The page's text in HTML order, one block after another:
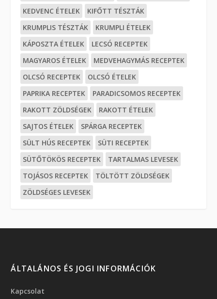
KEDVENC ÉTELEK
KIFŐTT TÉSZTÁK
KRUMPLIS TÉSZTÁK
KRUMPLI ÉTELEK
KÁPOSZTA ÉTELEK
LECSÓ RECEPTEK
MAGYAROS ÉTELEK
MEDVEHAGYMÁS RECEPTEK
OLCSÓ RECEPTEK
OLCSÓ ÉTELEK
PAPRIKA RECEPTEK
PARADICSOMOS RECEPTEK
RAKOTT ZÖLDSÉGEK
RAKOTT ÉTELEK
SAJTOS ÉTELEK
SPÁRGA RECEPTEK
SÜLT HÚS RECEPTEK
SÜTI RECEPTEK
SÜTŐTÖKÖS RECEPTEK
TARTALMAS LEVESEK
TOJÁSOS RECEPTEK
TÖLTÖTT ZÖLDSÉGEK
ZÖLDSÉGES LEVESEK
ÁLTALÁNOS ÉS JOGI INFORMÁCIÓK
Kapcsolat